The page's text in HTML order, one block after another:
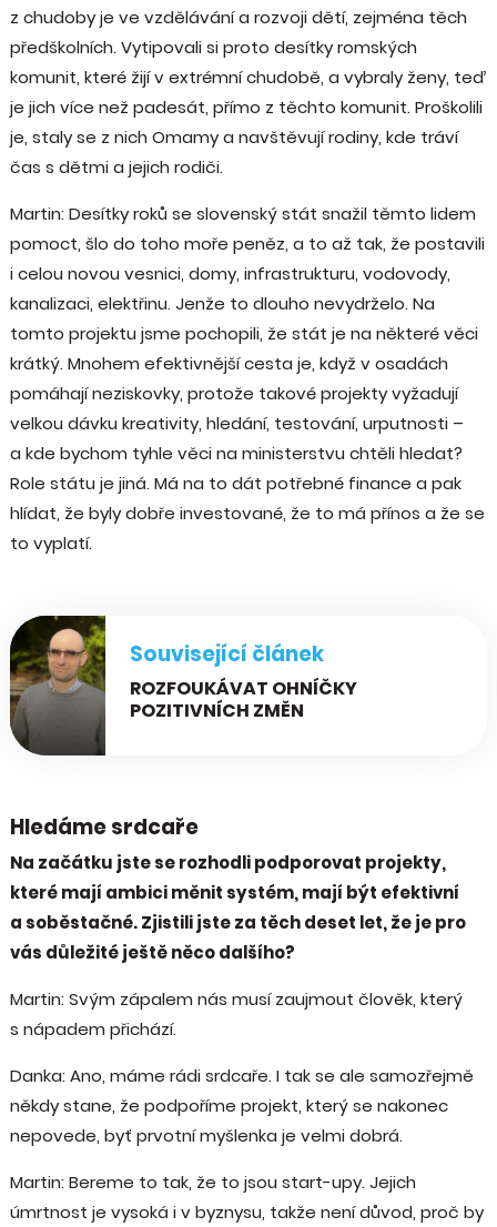
z chudoby je ve vzdělávání a rozvoji dětí, zejména těch
předškolních. Vytipovali si proto desítky romských
komunit, které žijí v extrémní chudobě, a vybraly ženy, teď
je jich více než padesát, přímo z těchto komunit. Proškolili
je, staly se z nich Omamy a navštěvují rodiny, kde tráví
čas s dětmi a jejich rodiči.
Martin: Desítky roků se slovenský stát snažil těmto lidem
pomoct, šlo do toho moře peněz, a to až tak, že postavili
i celou novou vesnici, domy, infrastrukturu, vodovody,
kanalizaci, elektřinu. Jenže to dlouho nevydrželo. Na
tomto projektu jsme pochopili, že stát je na některé věci
krátký. Mnohem efektivnější cesta je, když v osadách
pomáhají neziskovky, protože takové projekty vyžadují
velkou dávku kreativity, hledání, testování, urputnosti –
a kde bychom tyhle věci na ministerstvu chtěli hledat?
Role státu je jiná. Má na to dát potřebné finance a pak
hlídat, že byly dobře investované, že to má přínos a že se
to vyplatí.
Související článek
ROZFOUKÁVAT OHNÍČKY
POZITIVNÍCH ZMĚN
Hledáme srdcaře
Na začátku jste se rozhodli podporovat projekty,
které mají ambici měnit systém, mají být efektivní
a soběstačné. Zjistili jste za těch deset let, že je pro
vás důležité ještě něco dalšího?
Martin: Svým zápalem nás musí zaujmout člověk, který
s nápadem přichází.
Danka: Ano, máme rádi srdcaře. I tak se ale samozřejmě
někdy stane, že podpoříme projekt, který se nakonec
nepovede, byť prvotní myšlenka je velmi dobrá.
Martin: Bereme to tak, že to jsou start-upy. Jejich
úmrtnost je vysoká i v byznysu, takže není důvod, proč by